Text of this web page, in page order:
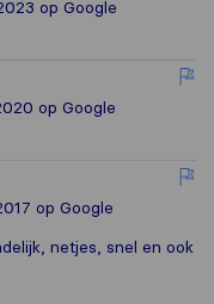
op Google
op Google
op Google
netjes, snel en ook